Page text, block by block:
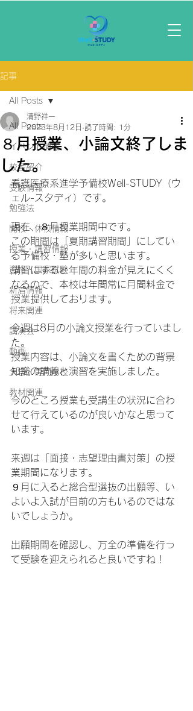
記事
All Posts
イベント情報
校舎紹介
受験情報
勉強法
開校・休校情報
授業・講習情報
資格・国家試験
新着情報
将来関連
講演会
動画
大学・専門学校
教材関連
All Posts
８月授業、小論文終了しま
した。
清野祥一
2023年8月12日 読了時間: 1分
看護医療系進学予備校Well-STUDY（ウ
ェル-スタディ）です。
現在、８月授業期間中です。
この期間は「夏期講習期間」にしてい
る予備校・塾が多いと思います。
講習にすると年間の料金が見えにくく
なるので、本校は年間常に月間料金で
授業提供しております。
今週は8月の小論文授業を行っていまし
た。
授業内容は、小論文を書くための背景
知識の講義と演習を実施しました。
今のところ授業も受講生の状況に合わ
せて行えているのが良いかなと思って
います。
来週は「面接・志望理由書対策」の授
業期間になります。
９月に入ると総合型選抜の出願等、い
よいよ入試が目前の方もいるのではな
いでしょうか。
出願期間を確認し、万全の準備を行っ
て受験を迎えられると良いですね！